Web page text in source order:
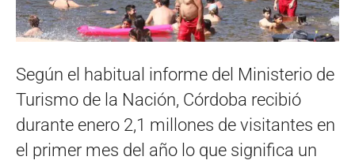
Según el habitual informe del Ministerio de
Turismo de la Nación, Córdoba recibió
durante enero 2,1 millones de visitantes en
el primer mes del año lo que significa un